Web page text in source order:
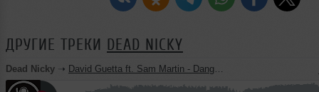
ДРУГИЕ ТРЕКИ DEAD NICKY
Dead Nicky ➝ David Guetta ft. Sam Martin - Dangerous (Radio Mix) [MC&DJ Dead Nicky & Vitaly Doronin Mash-Up]